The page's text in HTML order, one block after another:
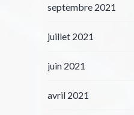
septembre 2021
juillet 2021
juin 2021
avril 2021